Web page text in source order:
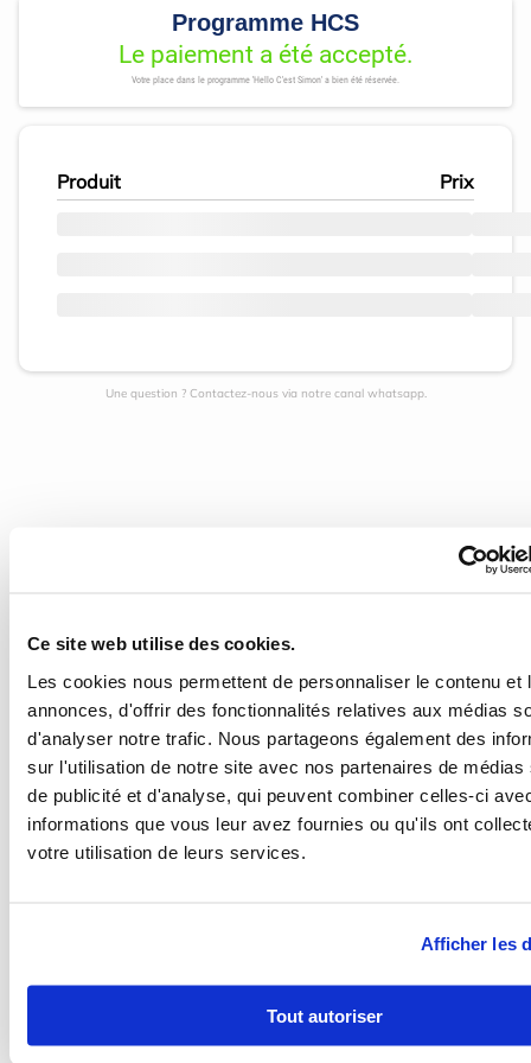
Ce site web utilise des cookies.
Les cookies nous permettent de personnaliser le contenu et
annonces, d'offrir des fonctionnalités relatives aux médias
d'analyser notre trafic. Nous partageons également des
sur l'utilisation de notre site avec nos partenaires de médias
de publicité et d'analyse, qui peuvent combiner celles-ci
informations que vous leur avez fournies ou qu'ils ont
votre utilisation de leurs services.
Afficher les
Tout autoriser
Programme HCS
Le paiement a été accepté.
Votre place dans le programme 'Hello C'est Simon' a bien été réservée.
Produit Prix
Une question ? Contactez-nous via notre canal whatsapp.